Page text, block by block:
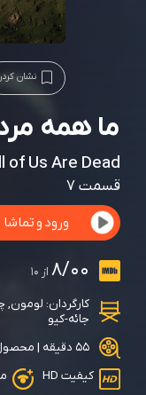
نشان
ما همه
of Us Are Dead
قسمت ۷
ورود و تماشا
8/00از 10
کارگردان: لومون,
جائه-کیو
55 دقیقه | محصول: کره جنوبی | 2022 | دارای زیرنویس
کیفیت HD